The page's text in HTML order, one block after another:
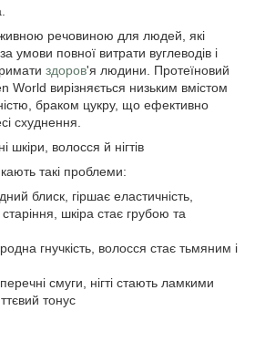
речовиною для людей, які
умови повної витрати вуглеводів і
здоров'я людини. Протеїновий
World вирізняється низьким вмістом
браком цукру, що ефективно
схуднення.
шкіри, волосся й нігтів
такі проблеми:
блиск, гіршає еластичність,
шкіра стає грубою та
гнучкість, волосся стає тьмяним і
смуги, нігті стають ламкими
тонус